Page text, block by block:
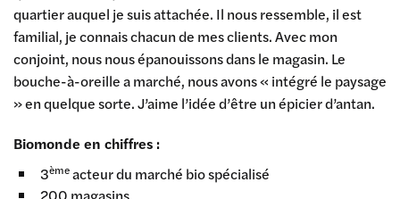
quartier auquel je suis attachée. Il nous ressemble, il est
familial, je connais chacun de mes clients. Avec mon
conjoint, nous nous épanouissons dans le magasin. Le
bouche-à-oreille a marché, nous avons « intégré le paysage
» en quelque sorte. J’aime l’idée d’être un épicier d’antan.
Biomonde en chiffres :
3èmeacteur du marché bio spécialisé